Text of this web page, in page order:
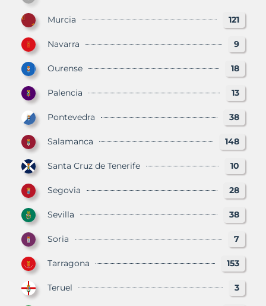
Murcia 121
Navarra 9
Ourense 18
Palencia 13
Pontevedra 38
Salamanca 148
Santa Cruz de Tenerife 10
Segovia 28
Sevilla 38
Soria 7
Tarragona 153
Teruel 3